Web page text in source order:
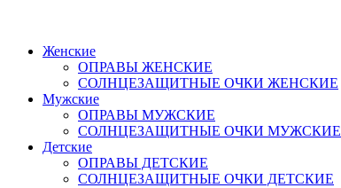
Женские
ОПРАВЫ ЖЕНСКИЕ
СОЛНЦЕЗАЩИТНЫЕ ОЧКИ ЖЕНСКИЕ
Мужские
ОПРАВЫ МУЖСКИЕ
СОЛНЦЕЗАЩИТНЫЕ ОЧКИ МУЖСКИЕ
Детские
ОПРАВЫ ДЕТСКИЕ
СОЛНЦЕЗАЩИТНЫЕ ОЧКИ ДЕТСКИЕ